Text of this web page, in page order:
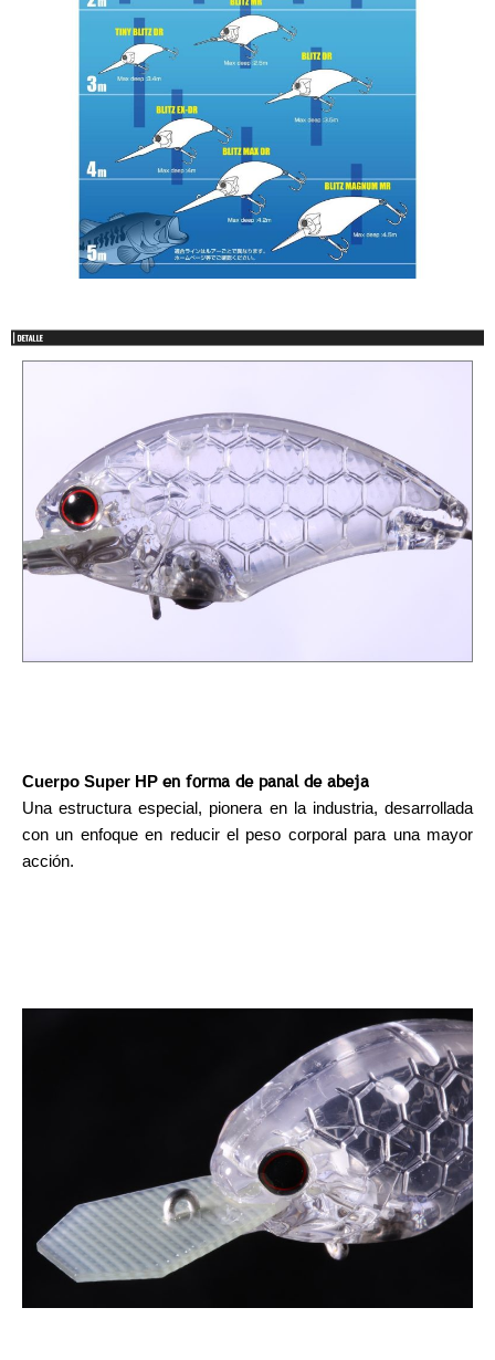
Cuerpo Super HP en forma de panal de abeja
Una estructura especial, pionera en la industria, desarrollada
con un enfoque en reducir el peso corporal para una mayor
acción.